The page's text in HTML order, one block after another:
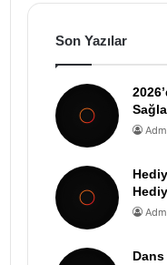
Son Yazılar
Dans